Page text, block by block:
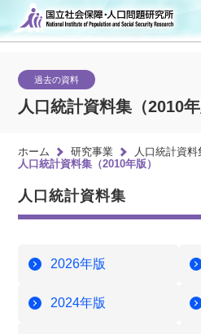
過去の資料
人口統計資料集（2010年
ホーム 研究事業
人口統計資料
人口統計資料集（2010年版）
人口統計資料集
2026年版
2024年版